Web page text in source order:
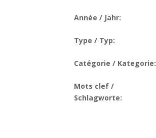
Année / Jahr:
Type / Typ:
Catégorie / Kategorie:
Mots clef /
Schlagworte: